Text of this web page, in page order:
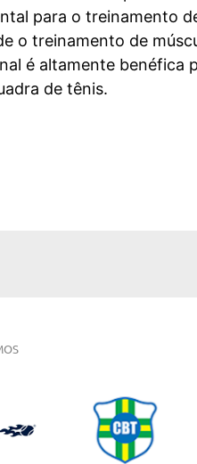
para o treinamento
o treinamento de
é altamente benéfica
de tênis.